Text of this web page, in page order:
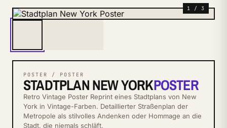
1 / 3
POSTER / POSTER
STADTPLAN NEW YORKPOSTER
Retro Vintage Poster Reprint eines Stadtplans von New
York in Vintage-Farben. Detaillierter Straßenplan der
Metropole als stilvolles Andenken oder Hommage an die
Stadt, die niemals schläft.